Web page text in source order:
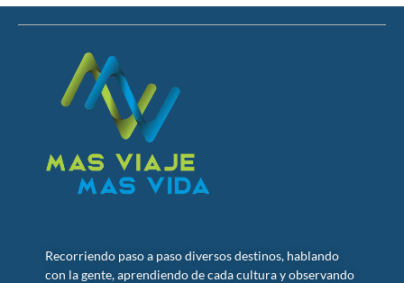
Recorriendo paso a paso diversos destinos, hablando
con la gente, aprendiendo de cada cultura y observando